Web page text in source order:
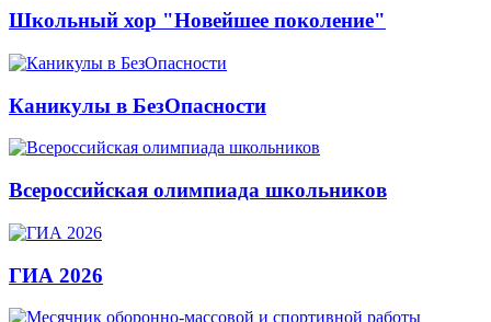
Школьный хор "Новейшее поколение"
Каникулы в БезОпасности
Всероссийская олимпиада школьников
ГИА 2026